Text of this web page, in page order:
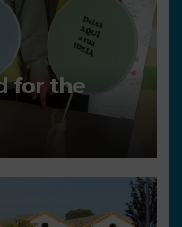
for the